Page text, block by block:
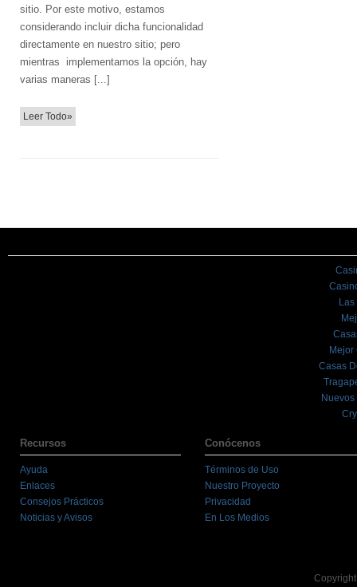
sitio. Por este motivo, estamos
considerando incluir dicha funcionalidad
directamente en nuestro sitio; pero
mientras implementamos la opción, hay
varias maneras [...]
Leer Todo»
Mejor
Casas
Recursos
Ayuda
Enlaces
Consejos Prácticos
Noticias y Avisos
Conócenos
Términos de Uso
Nuestro Proyecto
Privacidad
En Los Medios